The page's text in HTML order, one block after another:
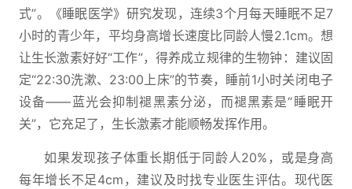
式”。《睡眠医学》研究发现，连续3个月每天睡眠不足7
小时的青少年，平均身高增长速度比同龄人慢2.1cm。想
让生长激素好好“工作”，得养成立规律的生物钟：建议固
定“22:30洗漱、23:00上床”的节奏，睡前1小时关闭电子
设备——蓝光会抑制褪黑素分泌，而褪黑素是“睡眠开
关”，它充足了，生长激素才能顺畅发挥作用。
如果发现孩子体重长期低于同龄人20%，或是身高
每年增长不足4cm，建议及时找专业医生评估。现代医